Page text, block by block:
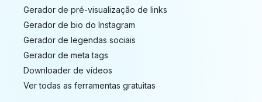
Gerador de pré-visualização de links
Gerador de bio do Instagram
Gerador de legendas sociais
Gerador de meta tags
Downloader de vídeos
Ver todas as ferramentas gratuitas